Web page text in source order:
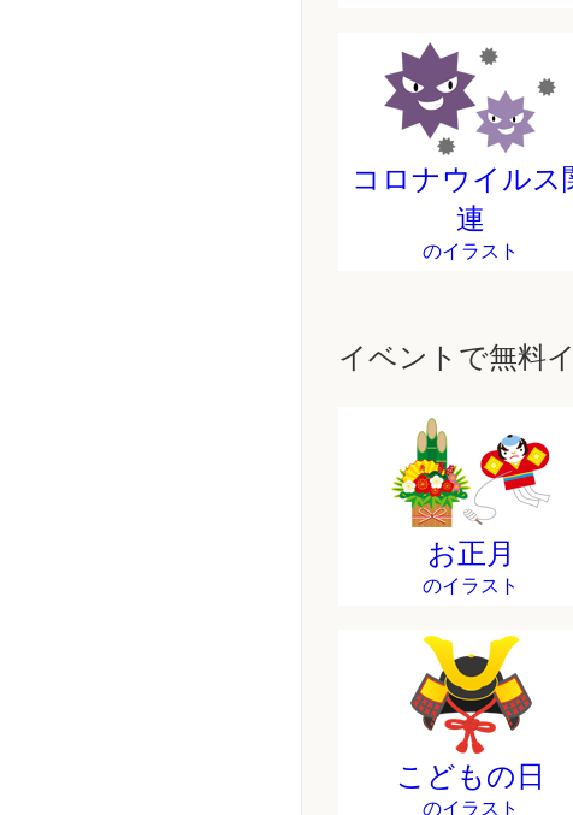
コロナウイルス
連
のイラスト
イベントで無料
お正月
のイラスト
こどもの日
のイラスト